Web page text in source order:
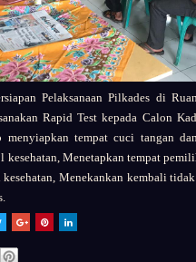
Pelaksanaan Pilkades di
Rapid Test kepada Calon
menyiapkan tempat cuci tangan
kesehatan, Menetapkan tempat
Menekankan kembali